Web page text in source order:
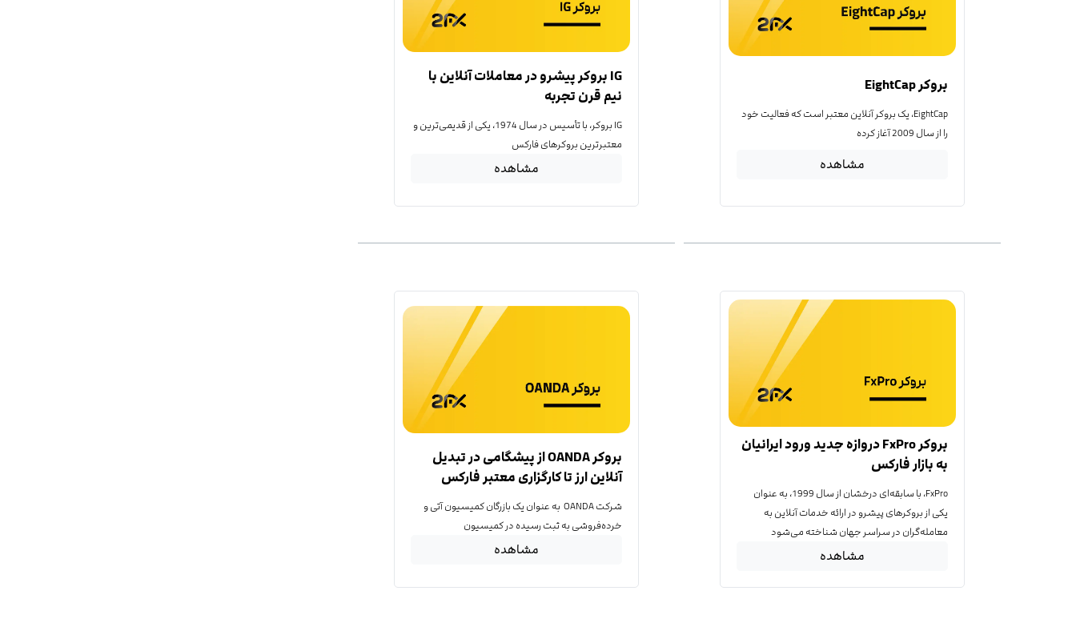
بروکر EightCap
EightCap، یک بروکر آنلاین معتبر است که فعالیت خود
را از سال 2009 آغاز کرده
مشاهده
IG بروکر پیشرو در معاملات آنلاین با
نیم قرن تجربه
IG بروکر، با تأسیس در سال 1974، یکی از قدیمی‌ترین و
معتبرترین بروکرهای فارکس
مشاهده
بروکر FxPro دروازه جدید ورود ایرانیان
به بازار فارکس
FxPro، با سابقه‌ای درخشان از سال 1999، به عنوان
یکی از بروکرهای پیشرو در ارائه خدمات آنلاین به
معامله‌گران در سراسر جهان شناخته می‌شود
مشاهده
بروکر OANDA از پیشگامی در تبدیل
آنلاین ارز تا کارگزاری معتبر فارکس
شرکت OANDA به عنوان یک بازرگان کمیسیون آتی و
خرده‌فروشی به ثبت رسیده در کمیسیون
مشاهده